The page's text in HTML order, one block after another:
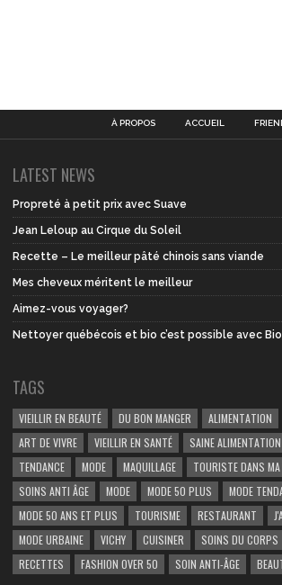
À PROPOS ACCUEIL
LATEST NEWS
Propreté à petit prix avec Suave
Jean Leloup au Cirque du Soleil
Recette – Le meilleur pâté chinois sans viande
Mes cheveux méritent le meilleur
Aimez-vous voyager?
Nettoyer québécois et bio c’est possible avec
TAGS
VIEILLIR EN BEAUTÉ DU BON MANGER ALIMENTATION
ART DE VIVRE
VIEILLIR EN SANTÉ SAINE ALIMENTATION
TENDANCE
MODE MAQUILLAGE
TOURISTE DANS MA
SOINS ANTI ÂGE
MODE MODE 50 PLUS MODE
MODE 50 ANS ET PLUS
TOURISME RESTAURANT
MODE URBAINE
VICHY CUISINER SOINS DU CORPS
RECETTES
FASHION OVER 50 SOIN ANTI-ÂGE